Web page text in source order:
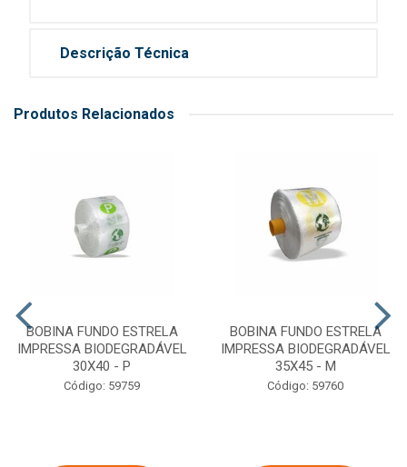
Descrição Técnica
Produtos Relacionados
BOBINA FUNDO ESTRELA
IMPRESSA BIODEGRADÁVEL
30X40 - P
Código: 59759
BOBINA FUNDO ESTRELA
IMPRESSA BIODEGRADÁVEL
35X45 - M
Código: 59760